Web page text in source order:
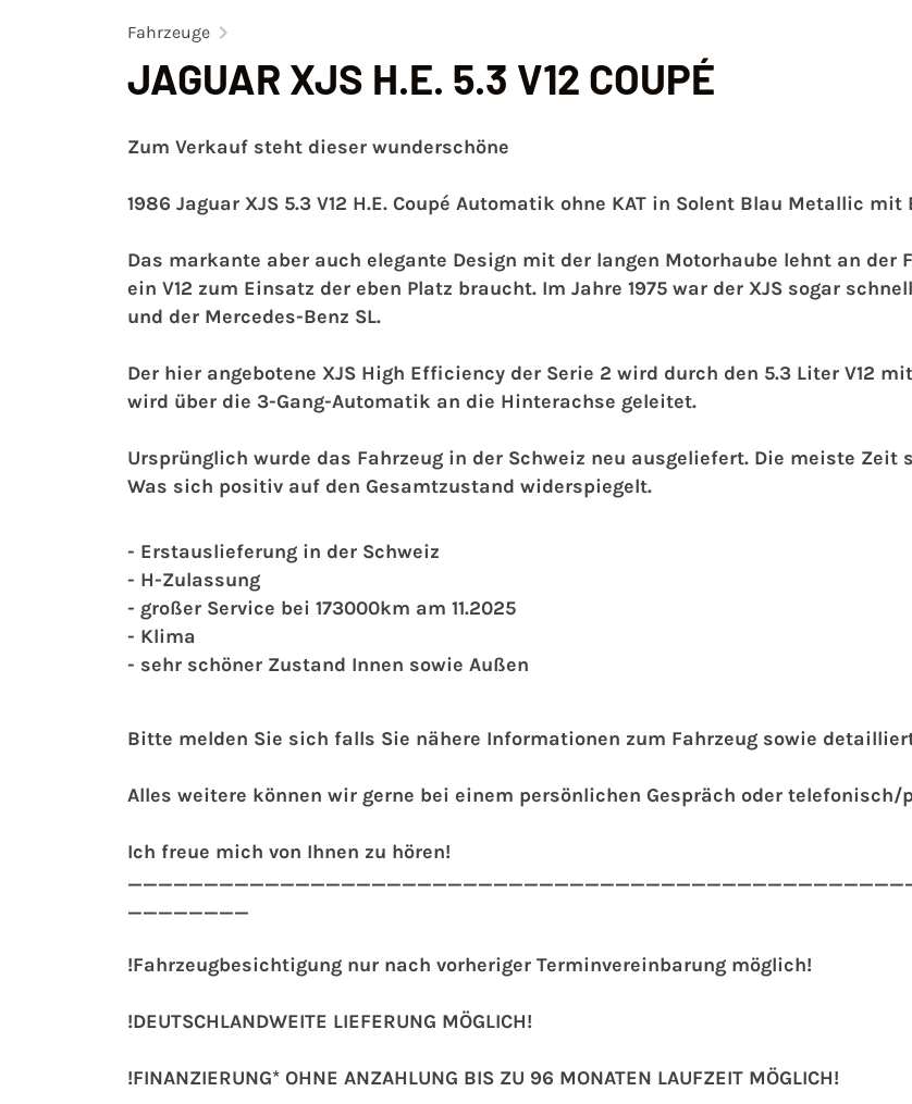
Fahrzeuge
JAGUAR XJS H.E. 5.3 V12 COUPÉ
Zum Verkauf steht dieser wunderschöne
1986 Jaguar XJS 5.3 V12 H.E. Coupé Automatik ohne KAT in Solent Blau Metallic
Das markante aber auch elegante Design mit der langen Motorhaube lehnt an der
ein V12 zum Einsatz der eben Platz braucht. Im Jahre 1975 war der XJS sogar
und der Mercedes-Benz SL.
Der hier angebotene XJS High Efficiency der Serie 2 wird durch den 5.3 Liter V12
wird über die 3-Gang-Automatik an die Hinterachse geleitet.
Ursprünglich wurde das Fahrzeug in der Schweiz neu ausgeliefert. Die meiste Zeit
Was sich positiv auf den Gesamtzustand widerspiegelt.
- Erstauslieferung in der Schweiz
- H-Zulassung
- großer Service bei 173000km am 11.2025
- Klima
- sehr schöner Zustand Innen sowie Außen
Bitte melden Sie sich falls Sie nähere Informationen zum Fahrzeug sowie
Alles weitere können wir gerne bei einem persönlichen Gespräch oder telefonisch/
Ich freue mich von Ihnen zu hören!
________
!Fahrzeugbesichtigung nur nach vorheriger Terminvereinbarung möglich!
!DEUTSCHLANDWEITE LIEFERUNG MÖGLICH!
!FINANZIERUNG* OHNE ANZAHLUNG BIS ZU 96 MONATEN LAUFZEIT MÖGLICH!